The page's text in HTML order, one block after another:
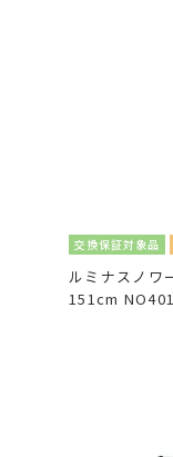
交換保証対象品
ルミナスノワ
151cm